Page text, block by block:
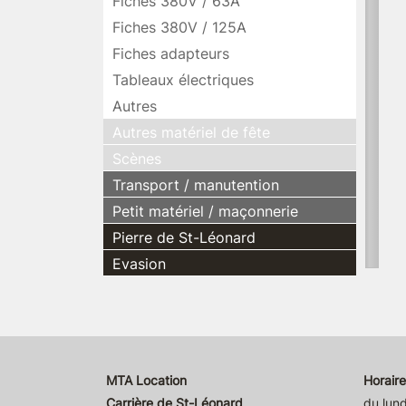
Fiches 380V / 125A
Fiches adapteurs
Tableaux électriques
Autres
Autres matériel de fête
Scènes
Transport / manutention
Petit matériel / maçonnerie
Pierre de St-Léonard
Evasion
MTA Location
Carrière de St-Léonard
du